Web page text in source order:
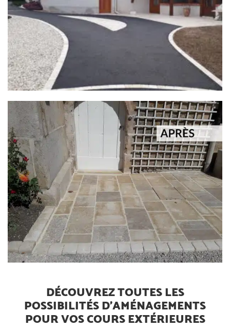
DÉCOUVREZ TOUTES LES
POSSIBILITÉS D’AMÉNAGEMENTS
POUR VOS COURS EXTÉRIEURES